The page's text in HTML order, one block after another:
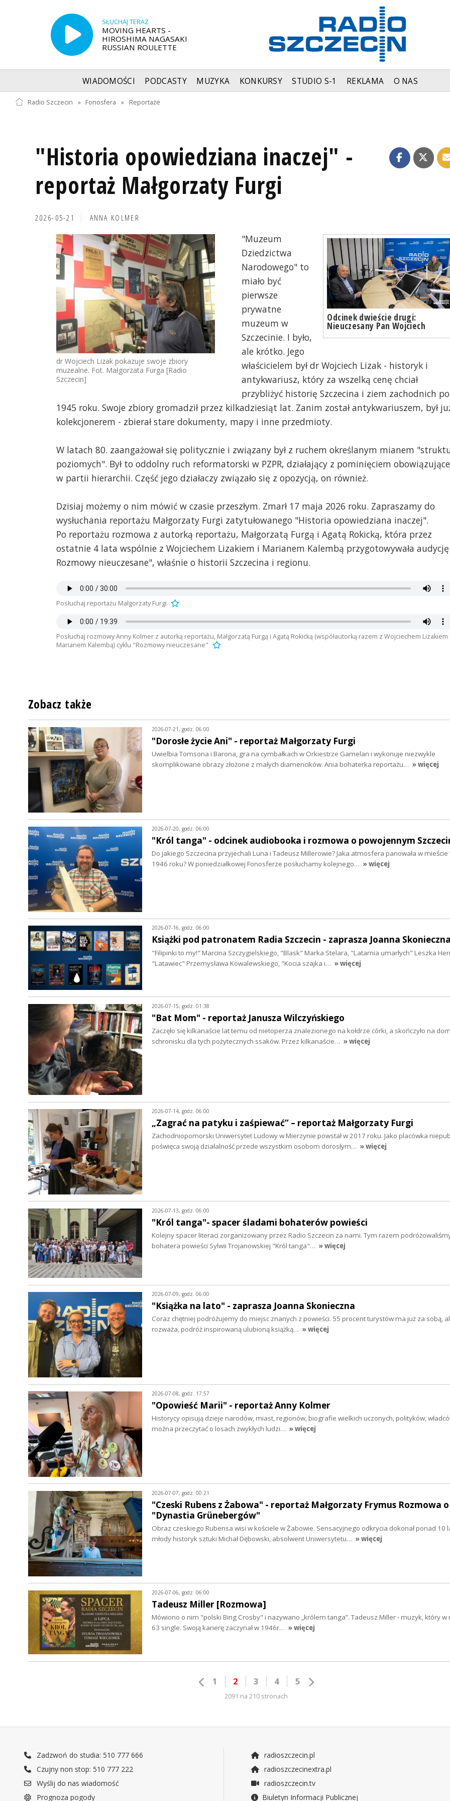
SŁUCHAJ TERAZ
MOVING HEARTS -
HIROSHIMA NAGASAKI
RUSSIAN ROULETTE
WIADOMOŚCI PODCASTY MUZYKA KONKURSY STUDIO S-1 REKLAMA O NAS
Radio Szczecin » Fonosfera » Reportaże
"Historia opowiedziana inaczej" -
reportaż Małgorzaty Furgi
2026-05-21 ANNA KOLMER
dr Wojciech Lizak pokazuje swoje zbiory
muzealne. Fot. Małgorzata Furga [Radio
Szczecin]
Odcinek dwieście drugi:
Nieuczesany Pan Wojciech
"Muzeum
Dziedzictwa
Narodowego" to
miało być
pierwsze
prywatne
muzeum w
Szczecinie. I było,
ale krótko. Jego
właścicielem był dr Wojciech Lizak - historyk i
antykwariusz, który za wszelką cenę chciał
przybliżyć historię Szczecina i ziem zachodnich po
1945 roku. Swoje zbiory gromadził przez kilkadziesiąt lat. Zanim został antykwariuszem, był
kolekcjonerem - zbierał stare dokumenty, mapy i inne przedmioty.
W latach 80. zaangażował się politycznie i związany był z ruchem określanym mianem
poziomych". Był to oddolny ruch reformatorski w PZPR, działający z pominięciem
w partii hierarchii. Część jego działaczy związało się z opozycją, on również.
Dzisiaj możemy o nim mówić w czasie przeszłym. Zmarł 17 maja 2026 roku. Zapraszamy do
wysłuchania reportażu Małgorzaty Furgi zatytułowanego "Historia opowiedziana inaczej".
Po reportażu rozmowa z autorką reportażu, Małgorzatą Furgą i Agatą Rokicką, która przez
ostatnie 4 lata wspólnie z Wojciechem Lizakiem i Marianem Kalembą przygotowywała
Rozmowy nieuczesane", właśnie o historii Szczecina i regionu.
Posłuchaj reportażu Małgorzaty Furgi
Posłuchaj rozmowy Anny Kolmer z autorką reportażu, Małgorzatą Furgą i Agatą Rokicką (współautorką razem z Wojciechem Lizakiem i
Marianem Kalembą) cyklu "Rozmowy nieuczesane"
Zobacz także
2026-07-21, godz. 06:00
"Dorosłe życie Ani" - reportaż Małgorzaty Furgi
Uwielbia Tomsona i Barona, gra na cymbałkach w Orkiestrze Gamelan i wykonuje niezwykle
skomplikowane obrazy złożone z małych diamencików. Ania bohaterka reportażu… » więcej
2026-07-20, godz. 06:00
"Król tanga" - odcinek audiobooka i rozmowa o powojennym
Do jakiego Szczecina przyjechali Luna i Tadeusz Millerowie? Jaka atmosfera panowała w
1946 roku? W poniedziałkowej Fonosferze posłuchamy kolejnego… » więcej
2026-07-16, godz. 06:00
Książki pod patronatem Radia Szczecin - zaprasza Joanna Skonieczna
"Filipinki to my!" Marcina Szczygielskiego, "Blask" Marka Stelara, "Latarnia umarłych" Leszka
"Latawiec" Przemysława Kowalewskiego, "Kocia szajka i… » więcej
2026-07-15, godz. 01:38
"Bat Mom" - reportaż Janusza Wilczyńskiego
Zaczęło się kilkanaście lat temu od nietoperza znalezionego na kołdrze córki, a skończyło na
schronisku dla tych pożytecznych ssaków. Przez kilkanaście… » więcej
2026-07-14, godz. 06:00
„Zagrać na patyku i zaśpiewać” – reportaż Małgorzaty Furgi
Zachodniopomorski Uniwersytet Ludowy w Mierzynie powstał w 2017 roku. Jako placówka
poświęca swoją działalność przede wszystkim osobom dorosłym… » więcej
2026-07-13, godz. 06:00
"Król tanga"- spacer śladami bohaterów powieści
Kolejny spacer literaci zorganizowany przez Radio Szczecin za nami. Tym razem
bohatera powieści Sylwii Trojanowskiej "Król tanga"… » więcej
2026-07-09, godz. 06:00
"Książka na lato" - zaprasza Joanna Skonieczna
Coraz chętniej podróżujemy do miejsc znanych z powieści. 55 procent turystów ma już za sobą,
rozważa, podróż inspirowaną ulubioną książką… » więcej
2026-07-08, godz. 17:57
"Opowieść Marii" - reportaż Anny Kolmer
Historycy opisują dzieje narodów, miast, regionów, biografie wielkich uczonych, polityków,
można przeczytać o losach zwykłych ludzi… » więcej
2026-07-07, godz. 00:21
"Czeski Rubens z Żabowa" - reportaż Małgorzaty Frymus Rozmowa
"Dynastia Grünebergów"
Obraz czeskiego Rubensa wisi w kościele w Żabowie. Sensacyjnego odkrycia dokonał ponad 10
młody historyk sztuki Michał Dębowski, absolwent Uniwersytetu… » więcej
2026-07-06, godz. 06:00
Tadeusz Miller [Rozmowa]
Mówiono o nim "polski Bing Crosby" i nazywano „królem tanga”. Tadeusz Miller - muzyk, który w
63 single. Swoją karierę zaczynał w 1946r… » więcej
1 2 3 4 5
2091 na 210 stronach
Zadzwoń do studia: 510 777 666
Czujny non stop: 510 777 222
Wyślij do nas wiadomość
Prognoza pogody
radioszczecin.pl
radioszczecinextra.pl
radioszczecin.tv
Biuletyn Informacji Publicznej